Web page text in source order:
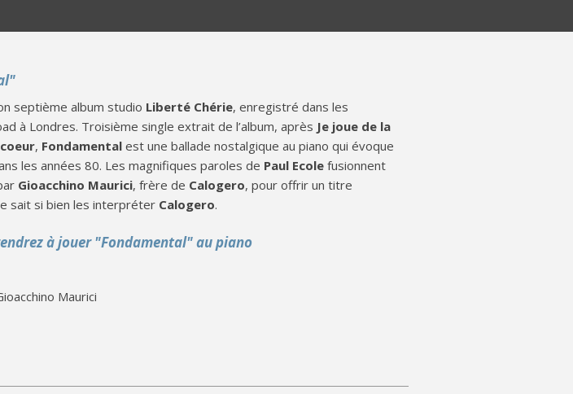
septième album studio Liberté Chérie, enregistré dans les
à Londres. Troisième single extrait de l’album, après Je joue de la
, Fondamental est une ballade nostalgique au piano qui évoque
les années 80. Les magnifiques paroles de Paul Ecole fusionnent
Gioacchino Maurici, frère de Calogero, pour offrir un titre
sait si bien les interpréter Calogero.
à jouer "Fondamental" au piano
Maurici